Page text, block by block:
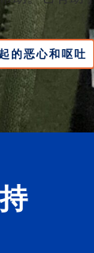
的恶心和呕吐